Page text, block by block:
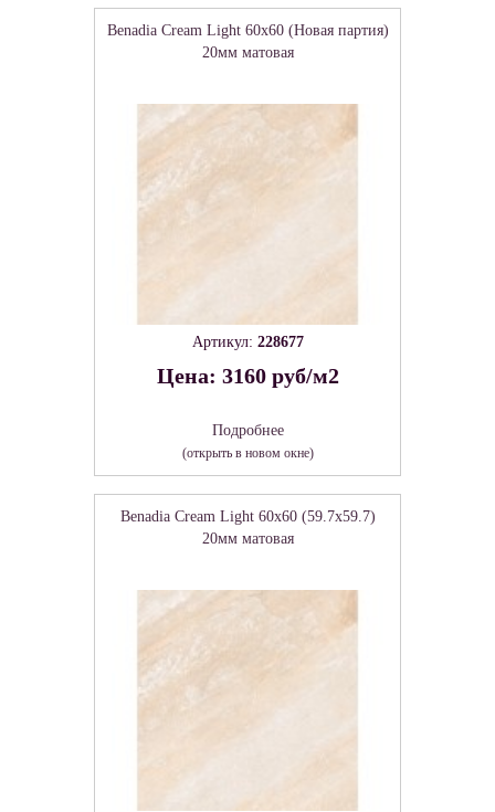
Benadia Cream Light 60х60 (Новая партия)
20мм матовая
Артикул: 228677
Цена: 3160 руб/м2
Подробнее
(открыть в новом окне)
Benadia Cream Light 60х60 (59.7х59.7)
20мм матовая